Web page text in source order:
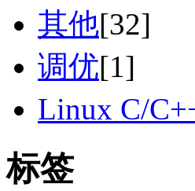
其他[32]
调优[1]
Linux C/
标签